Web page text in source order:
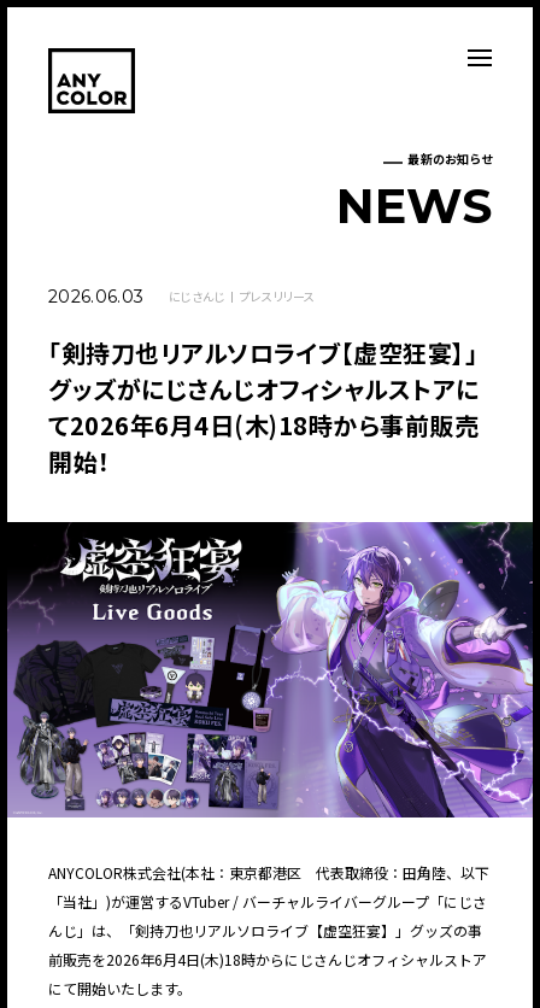
最新のお知らせ
NEWS
2026.06.03 にじさんじ プレスリリース
「剣持刀也リアルソロライブ【虚空狂宴】」
グッズがにじさんじオフィシャルストアに
て2026年6月4日(木)18時から事前販売
開始！
ANYCOLOR株式会社(本社：東京都港区 代表取締役：田角陸、以下
「当社」)が運営するVTuber / バーチャルライバーグループ「にじさ
んじ」は、「剣持刀也リアルソロライブ【虚空狂宴】」グッズの事
前販売を2026年6月4日(木)18時からにじさんじオフィシャルストア
にて開始いたします。